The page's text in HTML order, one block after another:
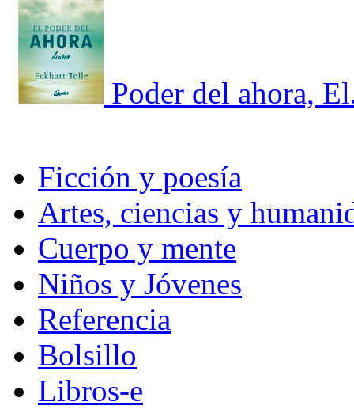
Poder del ahora,
Ficción y poesía
Artes, ciencias y
Cuerpo y mente
Niños y Jóvenes
Referencia
Bolsillo
Libros-e